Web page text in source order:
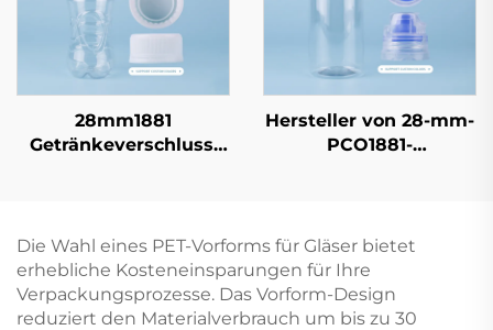
28mm1881
Getränkeverschluss:
Hersteller von 28-mm-
PCO1881-
für Getränkeflaschen
Die Wahl eines PET-Vorforms für Gläser bietet
erhebliche Kosteneinsparungen für Ihre
Verpackungsprozesse. Das Vorform-Design
reduziert den Materialverbrauch um bis zu 30